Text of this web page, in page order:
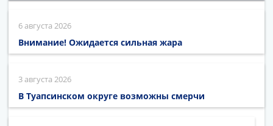
6 августа 2026
Внимание! Ожидается сильная жара
3 августа 2026
В Туапсинском округе возможны смерчи